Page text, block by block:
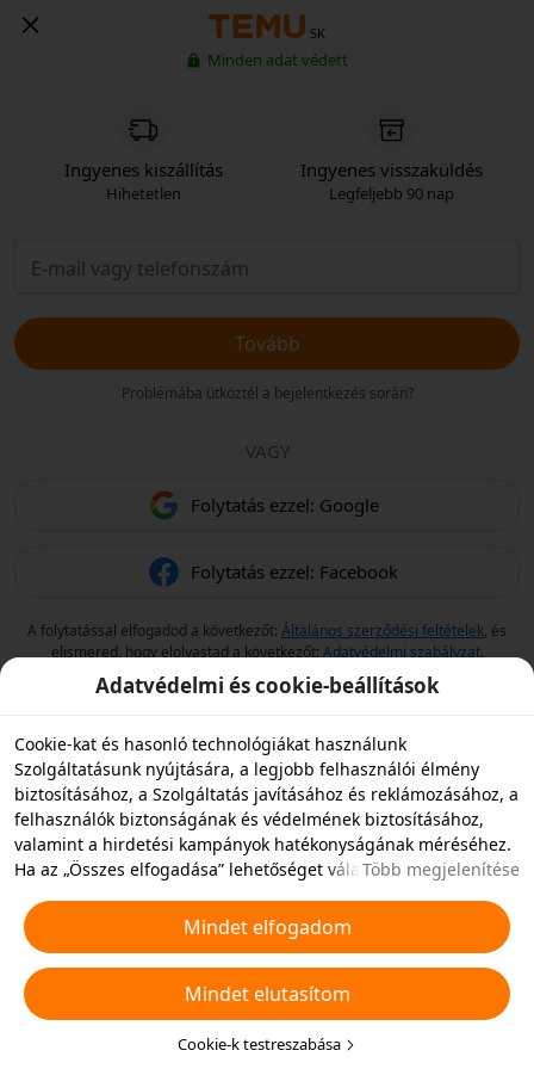
SK
Minden adat védett
Ingyenes kiszállítás
Hihetetlen
Ingyenes visszaküldés
Legfeljebb 90 nap
Tovább
Problémába ütköztél a bejelentkezés során?
VAGY
Folytatás ezzel: Google
Folytatás ezzel: Facebook
A folytatással elfogadod a következőt: Általános szerződési feltételek, és
elismered, hogy elolvastad a következőt: Adatvédelmi szabályzat.
Adatvédelmi és cookie-beállítások
Cookie-kat és hasonló technológiákat használunk
Szolgáltatásunk nyújtására, a legjobb felhasználói élmény
biztosításához, a Szolgáltatás javításához és reklámozásához, a
felhasználók biztonságának és védelmének biztosításához,
valamint a hirdetési kampányok hatékonyságának méréséhez.
Ha az „Összes elfogadása” lehetőséget választja, akkor
hasonló technológiákat tároljunk az eszközén hirdetési célokra.
Elutasíthatja az összes nem alapvető cookie-t, vagy az alábbi
„Cookie-k testreszabása” gombra kattintva vagy az adatvédelmi
beállításoknál bármikor kiválaszthatja, hogy mely típusú
cookie-kat szeretné elfogadni vagy letiltani. További
Cookie-kra és hasonló technológiákra
Több megjelenítése
Mindet elfogadom
Mindet elutasítom
Cookie-k testreszabása